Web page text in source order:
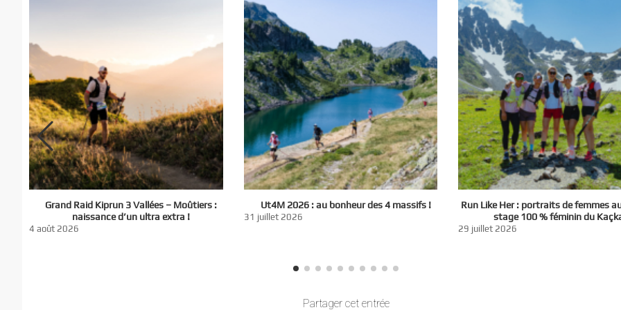
Grand Raid Kiprun 3 Vallées – Moûtiers :
naissance d’un ultra extra !
4 août 2026
Ut4M 2026 : au bonheur des 4 massifs !
31 juillet 2026
Run Like Her : portraits de femmes
stage 100 % féminin du
29 juillet 2026
Partager cet entrée